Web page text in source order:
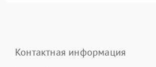
Контактная информация